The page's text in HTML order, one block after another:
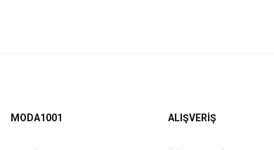
MODA1001 ALIŞVERİŞ